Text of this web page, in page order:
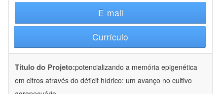
E-mail
Currículo
Título do Projeto:potencializando a memória epigenética
em citros através do déficit hídrico: um avanço no cultivo